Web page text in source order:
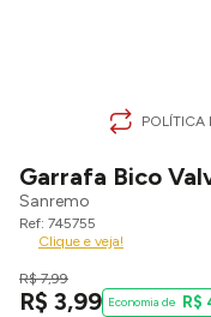
POLÍTICA
Garrafa Bico
Sanremo
745755
Clique e veja!
R$ 7,99
R$ 3,99 R$